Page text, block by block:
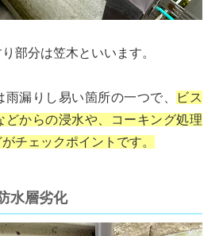
部分は笠木といいます。
漏りし易い箇所の一つで、
ビス
どからの浸水や、コーキング処理
チェックポイントです。
水層劣化